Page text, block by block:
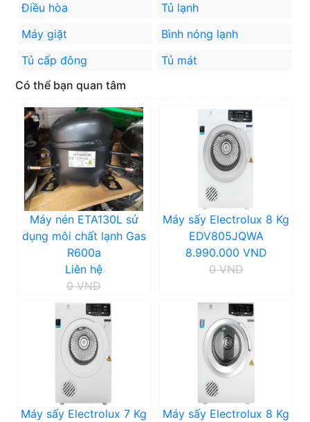
Điều hòa
Tủ lạnh
Máy giặt
Bình nóng lạnh
Tủ cấp đông
Tủ mát
Có thể bạn quan tâm
Máy nén ETA130L sử
dụng môi chất lạnh Gas
R600a
Liên hệ
0 VND
Máy sấy Electrolux 8 Kg
EDV805JQWA
8.990.000 VND
0 VND
Máy sấy Electrolux 7 Kg
Máy sấy Electrolux 8 Kg